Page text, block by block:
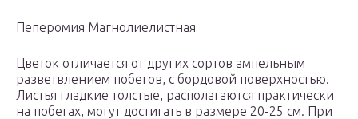
Пеперомия Магнолиелистная
Цветок отличается от других сортов ампельным
разветвлением побегов, с бордовой поверхностью.
Листья гладкие толстые, располагаются практически
на побегах, могут достигать в размере 20-25 см. При